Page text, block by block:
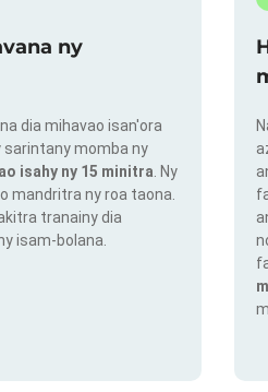
ny
dia mihavao isan'ora
sarintany momba ny
isahy ny 15 minitra . Ny
mandritra ny roa taona.
tranainy dia
isam-bolana.